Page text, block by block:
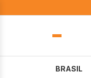
BRASIL